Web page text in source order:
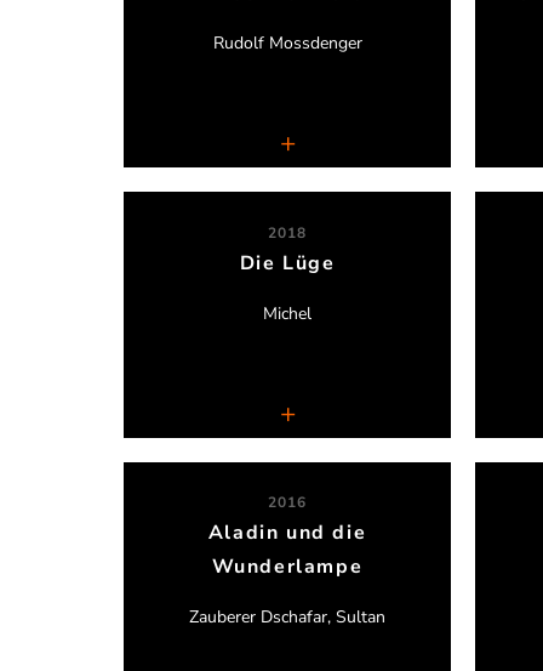
Rudolf Mossdenger
Theater an der Luegallee
2018
Die Lüge
Michel
Ingrid Wanske
Theater an der Luegallee
2016
Aladin und die
Wunderlampe
Zauberer Dschafar, Sultan
Dennis Palmen